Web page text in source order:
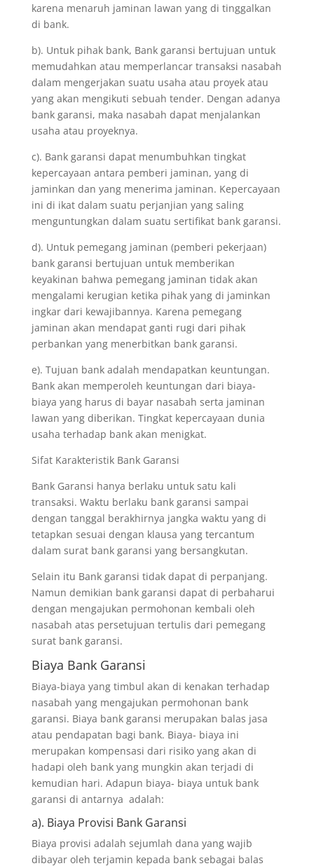
karena menaruh jaminan lawan yang di tinggalkan
di bank.
b). Untuk pihak bank, Bank garansi bertujuan untuk
memudahkan atau memperlancar transaksi nasabah
dalam mengerjakan suatu usaha atau proyek atau
yang akan mengikuti sebuah tender. Dengan adanya
bank garansi, maka nasabah dapat menjalankan
usaha atau proyeknya.
c). Bank garansi dapat menumbuhkan tingkat
kepercayaan antara pemberi jaminan, yang di
jaminkan dan yang menerima jaminan. Kepercayaan
ini di ikat dalam suatu perjanjian yang saling
menguntungkan dalam suatu sertifikat bank garansi.
d). Untuk pemegang jaminan (pemberi pekerjaan)
bank garansi bertujuan untuk memberikan
keyakinan bahwa pemegang jaminan tidak akan
mengalami kerugian ketika pihak yang di jaminkan
ingkar dari kewajibannya. Karena pemegang
jaminan akan mendapat ganti rugi dari pihak
perbankan yang menerbitkan bank garansi.
e). Tujuan bank adalah mendapatkan keuntungan.
Bank akan memperoleh keuntungan dari biaya-
biaya yang harus di bayar nasabah serta jaminan
lawan yang diberikan. Tingkat kepercayaan dunia
usaha terhadap bank akan menigkat.
Sifat Karakteristik Bank Garansi
Bank Garansi hanya berlaku untuk satu kali
transaksi. Waktu berlaku bank garansi sampai
dengan tanggal berakhirnya jangka waktu yang di
tetapkan sesuai dengan klausa yang tercantum
dalam surat bank garansi yang bersangkutan.
Selain itu Bank garansi tidak dapat di perpanjang.
Namun demikian bank garansi dapat di perbaharui
dengan mengajukan permohonan kembali oleh
nasabah atas persetujuan tertulis dari pemegang
surat bank garansi.
Biaya Bank Garansi
Biaya-biaya yang timbul akan di kenakan terhadap
nasabah yang mengajukan permohonan bank
garansi. Biaya bank garansi merupakan balas jasa
atau pendapatan bagi bank. Biaya- biaya ini
merupakan kompensasi dari risiko yang akan di
hadapi oleh bank yang mungkin akan terjadi di
kemudian hari. Adapun biaya- biaya untuk bank
garansi di antarnya adalah:
a). Biaya Provisi Bank Garansi
Biaya provisi adalah sejumlah dana yang wajib
dibayar oleh terjamin kepada bank sebagai balas